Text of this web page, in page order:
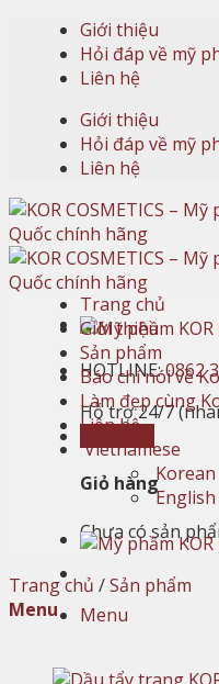
content
Giới thiệu
Hỏi đáp về mỹ
Liên hệ
Giới thiệu
Hỏi đáp về mỹ
Liên hệ
HOTLINE:0862
Hỗ trợ 24/7
Giỏ hàng
Chưa có sản
Menu
Trang chủ
Giới thiệu
Sản phẩm
Báo chí nói về
Làm đẹp cùng
Liên hệ
Vietnamese
Korean
English
Trang chủ /Sản phẩm
Menu